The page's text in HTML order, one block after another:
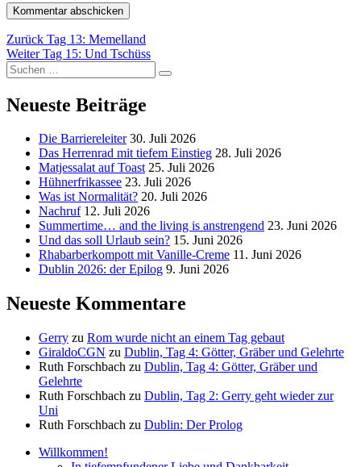
Beitragsnavigation
Zurück Vorheriger
Beitrag:
Tag 13: Memelland
Weiter Nächster
Beitrag:
Tag 15: Und Tschüss
Suchen
nach:
Suchen
Neueste Beiträge
Die Barriereleiter 30. Juli 2026
Das Herrenrad mit tiefem Einstieg 28. Juli 2026
Matjessalat auf Toast 25. Juli 2026
Hühnerfrikassee 23. Juli 2026
Was ist Normalität? 20. Juli 2026
Nachruf 12. Juli 2026
Summertime… and the living is anstrengend 23. Juni 2026
Und das soll Urlaub sein? 15. Juni 2026
Rhabarberkompott mit Vanille-Creme 11. Juni 2026
Dublin 2026: der Epilog 9. Juni 2026
Neueste Kommentare
Gerry zu Rom wurde nicht an einem Tag gebaut
GiraldoCGN zu Dublin, Tag 4: Götter, Gräber und Gelehrte
Ruth Forschbach zu Dublin, Tag 4: Götter, Gräber und
Gelehrte
Ruth Forschbach zu Dublin, Tag 2: Gerry geht wieder zur
Uni
Ruth Forschbach zu Dublin: Der Prolog
Willkommen!